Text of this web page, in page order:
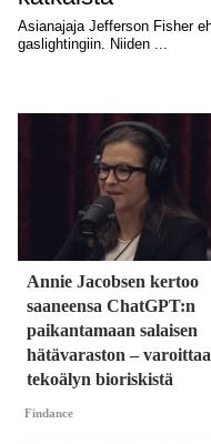
Annie Jacobsen kertoo
saaneensa ChatGPT:n
paikantamaan salaisen
hätävaraston – varoittaa
tekoälyn bioriskistä
Findance